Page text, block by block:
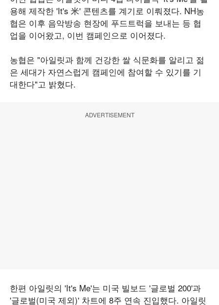
용해 제작한 'It's 米' 콘텐츠를 계기로 이뤄졌다. NH농
협은 이후 음악방송 현장에 푸드트럭을 보내는 등 협
업을 이어왔고, 이번 캠페인으로 이어졌다.
농협은 "아일릿과 함께 건강한 쌀 식문화를 알리고 젊
은 세대가 자연스럽게 캠페인에 참여할 수 있기를 기
대한다"고 밝혔다.
ADVERTISEMENT
한편 아일릿의 'It's Me'는 미국 빌보드 '글로벌 200'과
'글로벌(미국 제외)' 차트에 8주 연속 진입했다. 아일릿